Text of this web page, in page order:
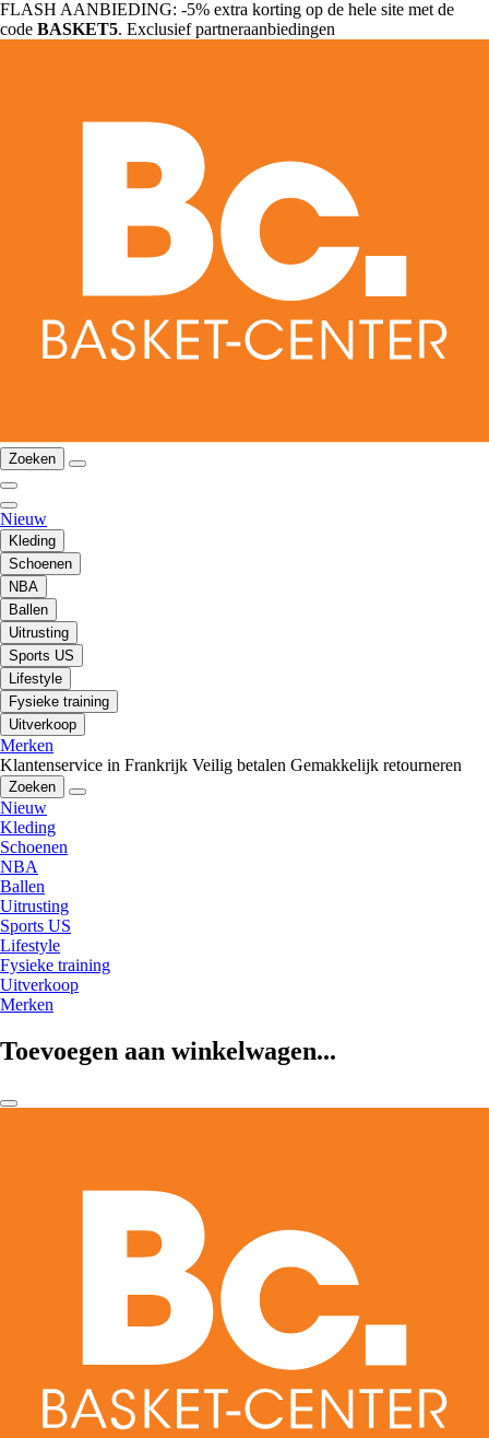
FLASH AANBIEDING: -5% extra korting op de hele site met de
code BASKET5. Exclusief partneraanbiedingen
Zoeken
Nieuw
Kleding
Schoenen
NBA
Ballen
Uitrusting
Sports US
Lifestyle
Fysieke training
Uitverkoop
Merken
Klantenservice in Frankrijk Veilig betalen Gemakkelijk retourneren
Zoeken
Nieuw
Kleding
Schoenen
NBA
Ballen
Uitrusting
Sports US
Lifestyle
Fysieke training
Uitverkoop
Merken
Toevoegen aan winkelwagen...